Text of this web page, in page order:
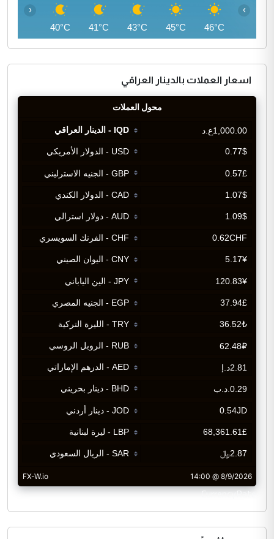
46°C
45°C
43°C
41°C
40°C
‹ ›
اسعار العملات بالدينار العراقي
CurrencyRate